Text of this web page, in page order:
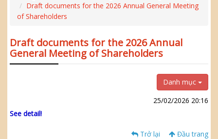
Draft documents for the 2026 Annual General Meeting
of Shareholders
Draft documents for the 2026 Annual
General Meeting of Shareholders
Danh mục
25/02/2026 20:16
See detail!
Trở lại Đầu trang